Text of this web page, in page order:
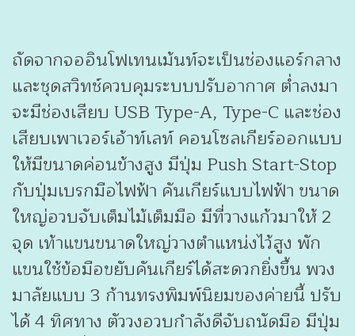
ถัดจากจออินโฟเทนเม้นท์จะเป็นช่องแอร์กลาง
และชุดสวิทช์ควบคุมระบบปรับอากาศ ต่ำลงมา
จะมีช่องเสียบ USB Type-A, Type-C และช่อง
เสียบเพาเวอร์เอ้าท์เลท์ คอนโซลเกียร์ออกแบบ
ให้มีขนาดค่อนข้างสูง มีปุ่ม Push Start-Stop
กับปุ่มเบรกมือไฟฟ้า คันเกียร์แบบไฟฟ้า ขนาด
ใหญ่อวบจับเต็มไม้เต็มมือ มีที่วางแก้วมาให้ 2
จุด เท้าแขนขนาดใหญ่วางตำแหน่งไว้สูง พัก
แขนใช้ข้อมือขยับคันเกียร์ได้สะดวกยิ่งขึ้น พวง
มาลัยแบบ 3 ก้านทรงพิมพ์นิยมของค่ายนี้ ปรับ
ได้ 4 ทิศทาง ตัววงอวบกำลังดีจับถนัดมือ มีปุ่ม